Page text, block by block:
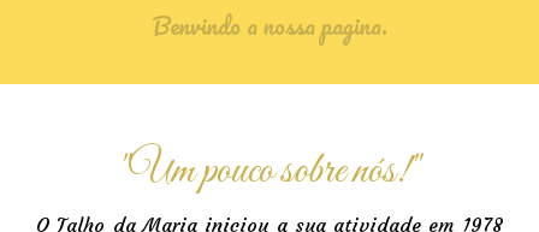
Benvindo a nossa pagina.
"Um pouco sobre nós!"
O Talho da Maria iniciou a sua atividade em 1978